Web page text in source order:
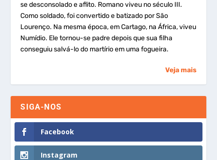
se desconsolado e aflito. Romano viveu no século III.
Como soldado, foi convertido e batizado por São
Lourenço. Na mesma época, em Cartago, na África, viveu
Numídio. Ele tornou-se padre depois que sua filha
conseguiu salvá-lo do martírio em uma fogueira.
Veja mais
SIGA-NOS
Facebook
Instagram